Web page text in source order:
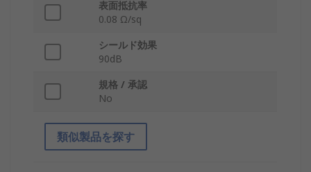
表面抵抗率
0.08 Ω/sq
シールド効果
90dB
規格 / 承認
No
類似製品を探す